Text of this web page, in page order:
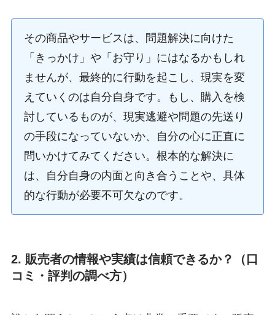
その商品やサービスは、問題解決に向けた
「きっかけ」や「お守り」にはなるかもしれ
ませんが、最終的に行動を起こし、現実を変
えていくのは自分自身です。もし、購入を検
討しているものが、現実逃避や問題の先送り
の手段になっていないか、自分の心に正直に
問いかけてみてください。根本的な解決に
は、自分自身の内面と向き合うことや、具体
的な行動が必要不可欠なのです。
2. 販売者の情報や実績は信頼できるか？（口
コミ・評判の調べ方）